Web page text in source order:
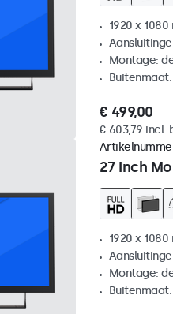
1920 x
Montage:
€ 499,00
€ 603,79 incl.
27 Inch
1920 x
Montage:
Buitenmaat: